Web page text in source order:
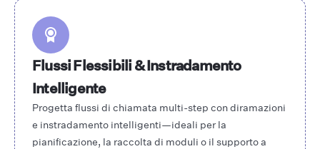
Flussi Flessibili & Instradamento
Intelligente
Progetta flussi di chiamata multi-step con diramazioni
e instradamento intelligenti—ideali per la
pianificazione, la raccolta di moduli o il supporto a